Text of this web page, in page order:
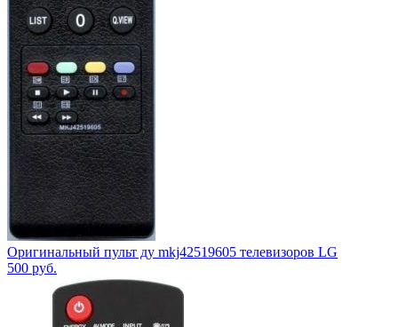
Оригинальный пульт ду mkj42519605 телевизоров LG
500 руб.